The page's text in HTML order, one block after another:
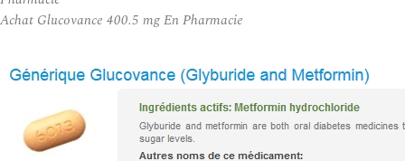
Achat Glucovance 400.5 mg En Pharmacie